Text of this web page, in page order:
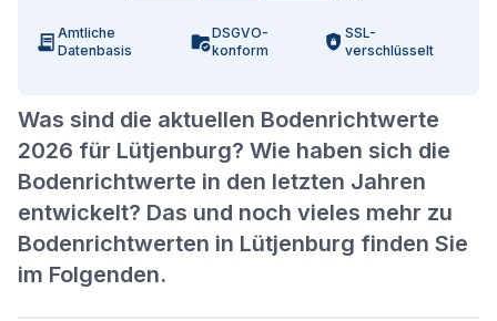
Was sind die aktuellen Bodenrichtwerte
2026 für Lütjenburg? Wie haben sich die
Bodenrichtwerte in den letzten Jahren
entwickelt? Das und noch vieles mehr zu
Bodenrichtwerten in Lütjenburg finden Sie
im Folgenden.
Amtliche
Datenbasis
DSGVO-
konform
SSL-
verschlüsselt